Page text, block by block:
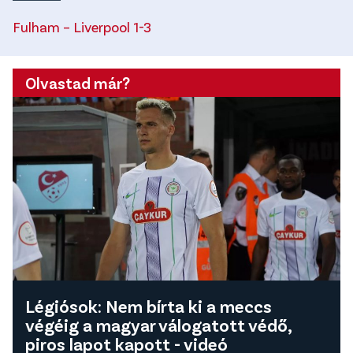
Fulham – Liverpool 1-3
Olvastad már?
Légiósok: Nem bírta ki a meccs
végéig a magyar válogatott védő,
piros lapot kapott - videó